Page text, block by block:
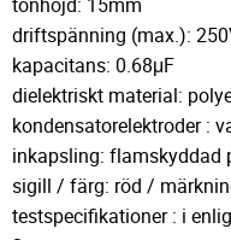
driftspänning (max.):
kapacitans: 0.68μF
dielektriskt material:
kondensatorelektroder :
inkapsling: flamskyddad
sigill / färg: röd /
testspecifikationer : i